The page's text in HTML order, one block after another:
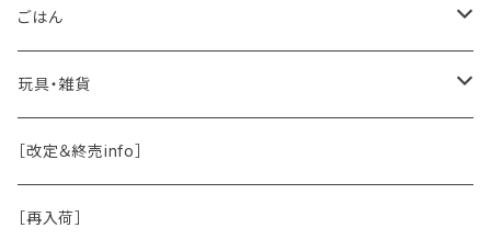
保湿・除菌・虫除け
保湿剤
除菌
おくち・おめめ・おみみ
おくち
おめめ
ブラシと雑貨
お魚
その他（乳製品・果物野菜）
Natural Marche
ちょこっとシリーズ
◾️躾トレーニングに
皮膚被毛
関節・骨
おめめ
おなか
ごはん
手作り補助
ウェット・お惣菜
ドライ
玩具・雑貨
ノーズワーク・玩具
お散歩用品
［改定＆終売info］
［再入荷］